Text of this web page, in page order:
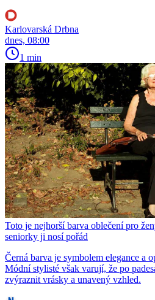
Karlovarská Drbna
dnes, 08:00
1 min
Toto je nejhorší barva oblečení pro
seniorky ji nosí pořád
Černá barva je symbolem elegance a
Módní stylisté však varují, že po
zvýraznit vrásky a unavený vzhled.